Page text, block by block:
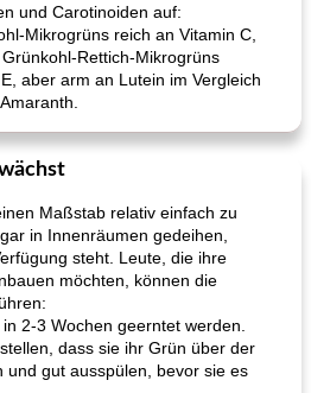
und Carotinoiden auf:
Mikrogrüns reich an Vitamin C,
Rettich-Mikrogrüns
aber arm an Lutein im Vergleich
Maßstab relativ einfach zu
in Innenräumen gedeihen,
steht. Leute, die ihre
möchten, können die
2-3 Wochen geerntet werden.
dass sie ihr Grün über der
und gut ausspülen, bevor sie es